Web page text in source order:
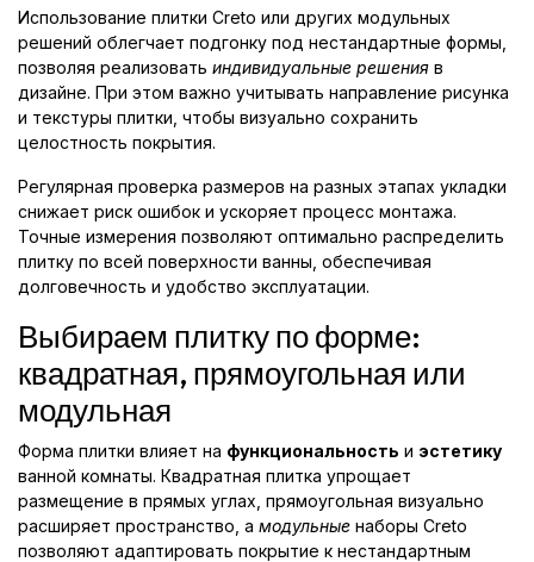
Использование плитки Creto или других модульных
решений облегчает подгонку под нестандартные формы,
позволяя реализовать индивидуальные решения в
дизайне. При этом важно учитывать направление рисунка
и текстуры плитки, чтобы визуально сохранить
целостность покрытия.
Регулярная проверка размеров на разных этапах укладки
снижает риск ошибок и ускоряет процесс монтажа.
Точные измерения позволяют оптимально распределить
плитку по всей поверхности ванны, обеспечивая
долговечность и удобство эксплуатации.
Выбираем плитку по форме:
квадратная, прямоугольная или
модульная
Форма плитки влияет на функциональность и эстетику
ванной комнаты. Квадратная плитка упрощает
размещение в прямых углах, прямоугольная визуально
расширяет пространство, а модульные наборы Creto
позволяют адаптировать покрытие к нестандартным